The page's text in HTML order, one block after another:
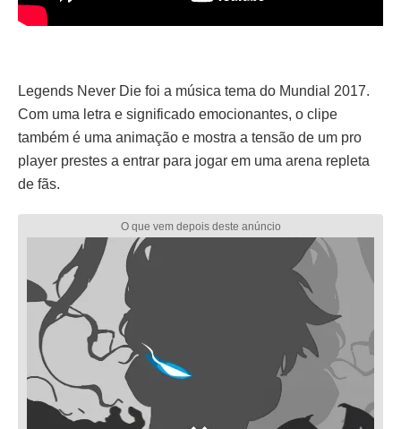
Legends Never Die foi a música tema do Mundial 2017.
Com uma letra e significado emocionantes, o clipe
também é uma animação e mostra a tensão de um pro
player prestes a entrar para jogar em uma arena repleta
de fãs.